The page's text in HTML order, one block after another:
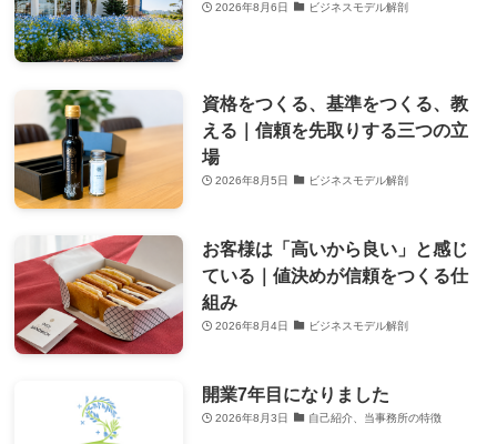
2026年8月6日 ビジネスモデル解剖
資格をつくる、基準をつくる、教
える｜信頼を先取りする三つの立
場
2026年8月5日 ビジネスモデル解剖
お客様は「高いから良い」と感じ
ている｜値決めが信頼をつくる仕
組み
2026年8月4日 ビジネスモデル解剖
開業7年目になりました
2026年8月3日 自己紹介、当事務所の特徴